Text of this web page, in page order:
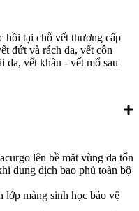
hồi tại chỗ vết thương cấp
đứt và rách da, vết côn
da, vết khâu - vết mổ sau
lên bề mặt vùng da tổn
dung dịch bao phủ toàn bộ
lớp màng sinh học bảo vệ